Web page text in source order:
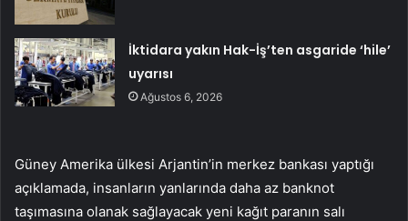
İktidara yakın Hak-İş’ten asgaride ‘hile’
uyarısı
Ağustos 6, 2026
Güney Amerika ülkesi Arjantin’in merkez bankası yaptığı
açıklamada, insanların yanlarında daha az banknot
taşımasına olanak sağlayacak yeni kağıt paranın salı